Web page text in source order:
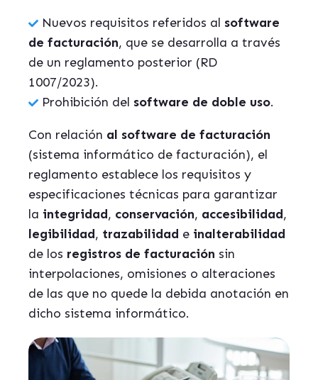
Nuevos requisitos referidos al software
de facturación, que se desarrolla a través
de un reglamento posterior (RD
1007/2023).
Prohibición del software de doble uso.
Con relación al software de facturación
(sistema informático de facturación), el
reglamento establece los requisitos y
especificaciones técnicas para garantizar
la integridad, conservación, accesibilidad,
legibilidad, trazabilidad e inalterabilidad
de los registros de facturación sin
interpolaciones, omisiones o alteraciones
de las que no quede la debida anotación en
dicho sistema informático.